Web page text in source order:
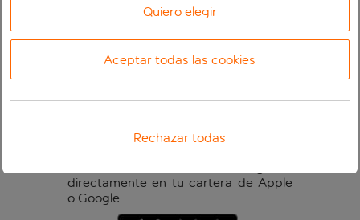
Las tarjetas de embarque para
móviles te permiten mantener toda la
información de tu viaje en un lugar
cómodo y seguro. También sirven
para reducir el desperdicio de papel al
Para mayor comodidad y acceso a tus
directamente en tu cartera de Apple
o Google.
Quiero elegir
Aceptar todas las cookies
Rechazar todas